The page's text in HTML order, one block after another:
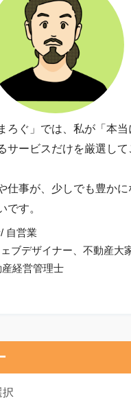
ろぐ」では、私が「本
サービスだけを厳選して
仕事が、少しでも豊か
です。
自営業
ブデザイナー、不動産大
経営管理士